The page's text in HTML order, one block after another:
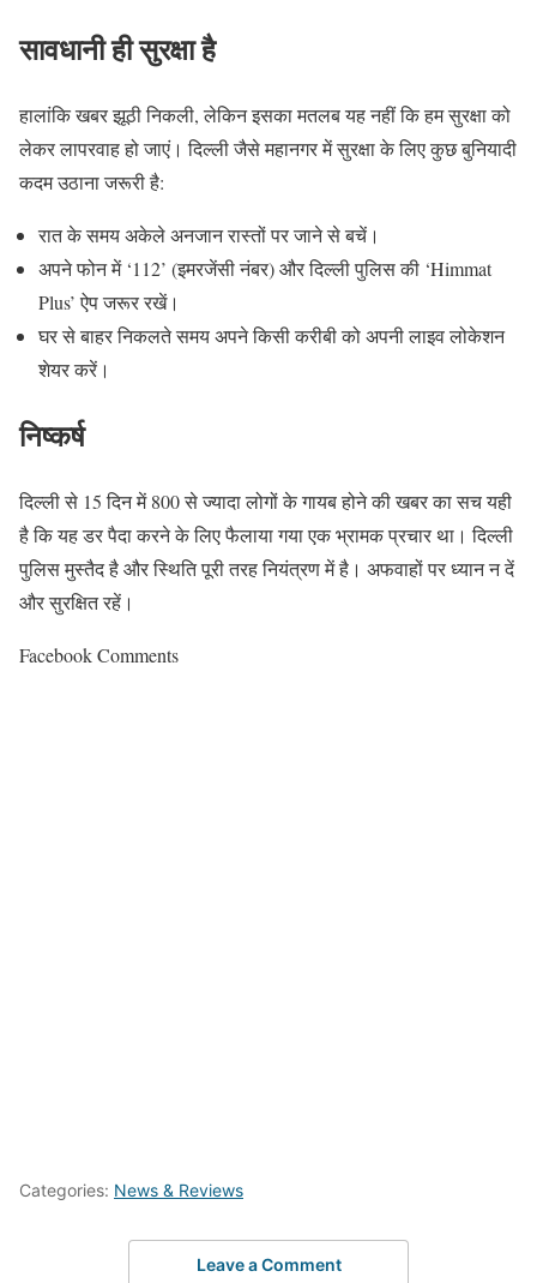
सावधानी ही सुरक्षा है
हालांकि खबर झूठी निकली, लेकिन इसका मतलब यह नहीं कि हम सुरक्षा को
लेकर लापरवाह हो जाएं। दिल्ली जैसे महानगर में सुरक्षा के लिए कुछ बुनियादी
कदम उठाना जरूरी है:
रात के समय अकेले अनजान रास्तों पर जाने से बचें।
अपने फोन में ‘112’ (इमरजेंसी नंबर) और दिल्ली पुलिस की ‘Himmat
Plus’ ऐप जरूर रखें।
घर से बाहर निकलते समय अपने किसी करीबी को अपनी लाइव लोकेशन
शेयर करें।
निष्कर्ष
दिल्ली से 15 दिन में 800 से ज्यादा लोगों के गायब होने की खबर का सच यही
है कि यह डर पैदा करने के लिए फैलाया गया एक भ्रामक प्रचार था। दिल्ली
पुलिस मुस्तैद है और स्थिति पूरी तरह नियंत्रण में है। अफवाहों पर ध्यान न दें
और सुरक्षित रहें।
Facebook Comments
Categories: News & Reviews
Leave a Comment